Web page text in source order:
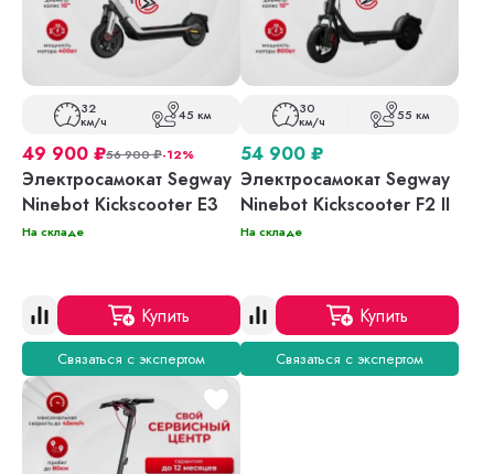
32
км/ч 45 км
49 900 ₽56 900₽-12%
Электросамокат Segway
Ninebot Kickscooter E3
На складе
Купить
Связаться с экспертом
30
км/ч 55 км
54 900 ₽
Электросамокат Segway
Ninebot Kickscooter F2 II
На складе
Купить
Связаться с экспертом